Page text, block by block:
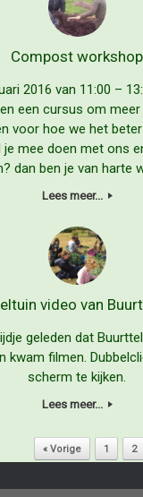
Compost workshop
2016 van 11:00 –
een cursus om
voor hoe we het
je mee doen met ons
dan ben je van harte
Lees meer...
video van
geleden dat
kwam filmen.
scherm te kijken.
Lees meer...
« Vorige 1 2